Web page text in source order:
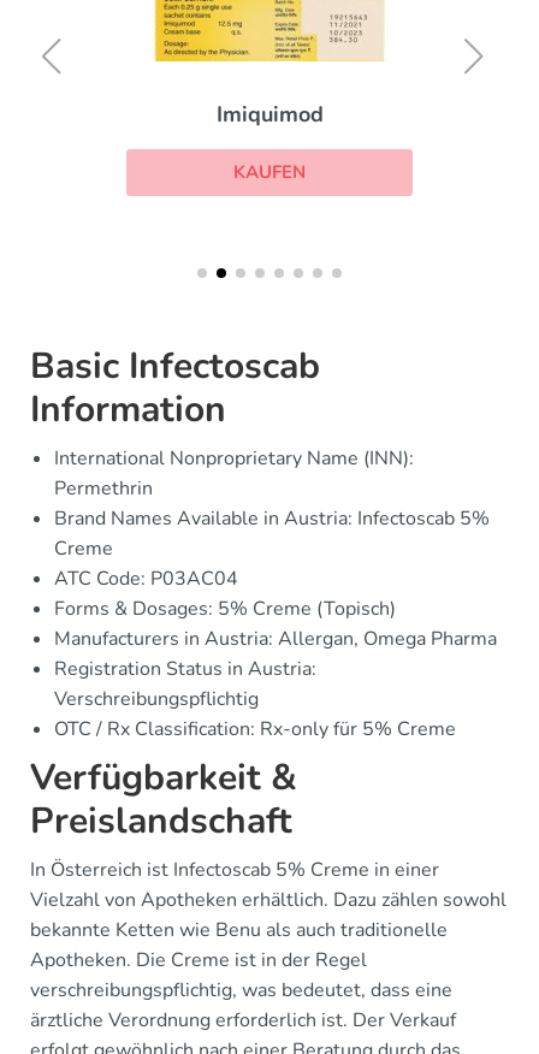
Imiquimod
KAUFEN
Basic Infectoscab
Information
International Nonproprietary Name (INN):
Permethrin
Brand Names Available in Austria: Infectoscab 5%
Creme
ATC Code: P03AC04
Forms & Dosages: 5% Creme (Topisch)
Manufacturers in Austria: Allergan, Omega Pharma
Registration Status in Austria:
Verschreibungspflichtig
OTC / Rx Classification: Rx-only für 5% Creme
Verfügbarkeit &
Preislandschaft
In Österreich ist Infectoscab 5% Creme in einer
Vielzahl von Apotheken erhältlich. Dazu zählen sowohl
bekannte Ketten wie Benu als auch traditionelle
Apotheken. Die Creme ist in der Regel
verschreibungspflichtig, was bedeutet, dass eine
ärztliche Verordnung erforderlich ist. Der Verkauf